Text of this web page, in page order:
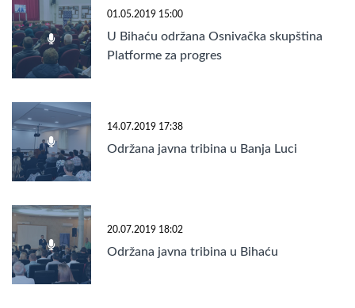
01.05.2019 15:00
U Bihaću održana Osnivačka skupština
Platforme za progres
14.07.2019 17:38
Održana javna tribina u Banja Luci
20.07.2019 18:02
Održana javna tribina u Bihaću